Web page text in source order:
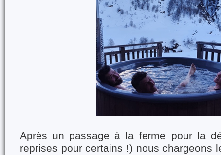
Après un passage à la ferme pour la
reprises pour certains !) nous chargeons